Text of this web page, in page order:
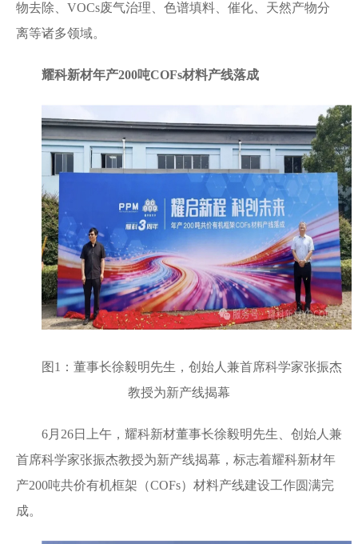
物去除、VOCs废气治理、色谱填料、催化、天然产物分
离等诸多领域。
耀科新材年产200吨COFs材料产线落成
图1：董事长徐毅明先生，创始人兼首席科学家张振杰
教授为新产线揭幕
6月26日上午，耀科新材董事长徐毅明先生、创始人兼
首席科学家张振杰教授为新产线揭幕，标志着耀科新材年
产200吨共价有机框架（COFs）材料产线建设工作圆满完
成。